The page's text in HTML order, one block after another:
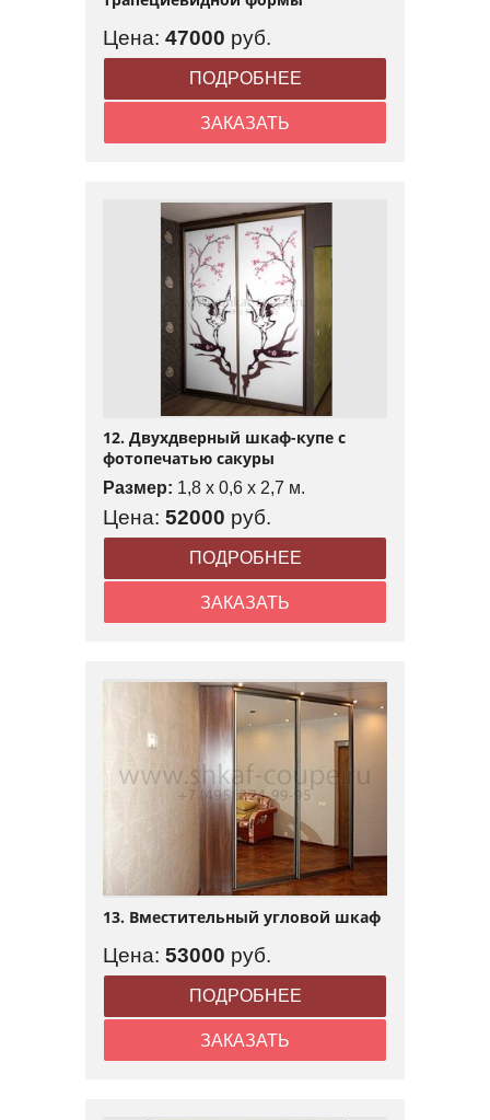
Цена: 47000 руб.
ПОДРОБНЕЕ
ЗАКАЗАТЬ
12. Двухдверный шкаф-купе с
фотопечатью сакуры
Размер: 1,8 x 0,6 x 2,7 м.
Цена: 52000 руб.
ПОДРОБНЕЕ
ЗАКАЗАТЬ
13. Вместительный угловой шкаф
Цена: 53000 руб.
ПОДРОБНЕЕ
ЗАКАЗАТЬ